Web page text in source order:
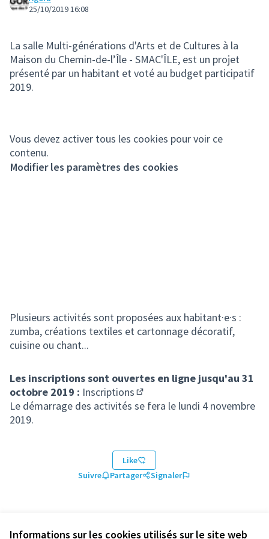
Informations sur les cookies utilisés sur le site web
25/10/2019 16:08
La salle Multi-générations d'Arts et de Cultures à la
Maison du Chemin-de-l’Île - SMAC'ÎLE, est un projet
présenté par un habitant et voté au budget participatif
2019.
Vous devez activer tous les cookies pour voir ce
contenu.
Modifier les paramètres des cookies
Plusieurs activités sont proposées aux habitant·e·s :
zumba, créations textiles et cartonnage décoratif,
cuisine ou chant...
Les inscriptions sont ouvertes en ligne jusqu'au 31
octobre 2019 : Inscriptions
(Lien externe)
Le démarrage des activités se fera le lundi 4 novembre
2019.
Like
Suivre
Partager Signaler